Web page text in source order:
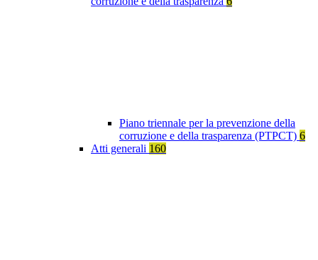
Piano triennale per la prevenzione della
corruzione e della trasparenza (PTPCT) 6
Atti generali 160